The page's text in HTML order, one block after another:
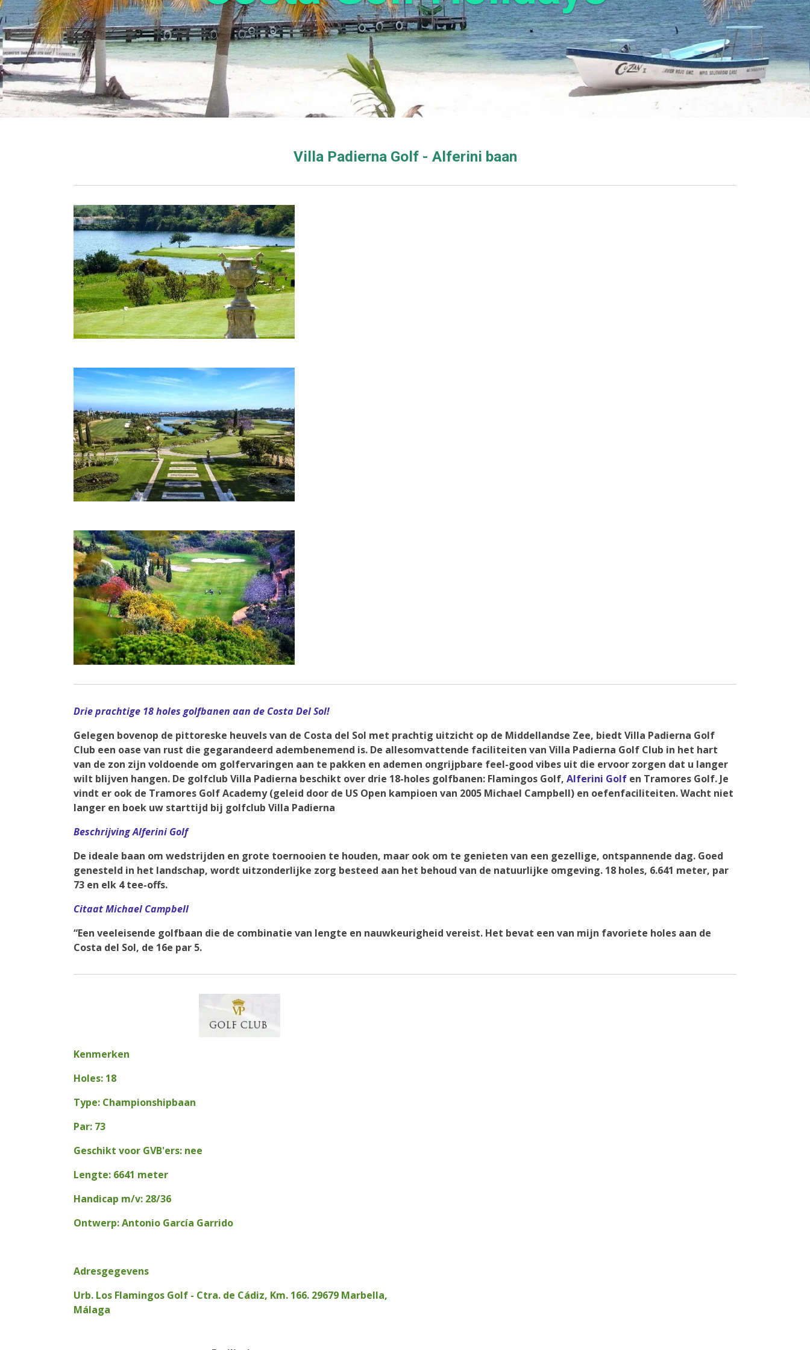
Villa Padierna Golf - Alferini baan
Drie prachtige 18 holes golfbanen aan de Costa Del Sol!
Gelegen bovenop de pittoreske heuvels van de Costa del Sol met prachtig uitzicht op de Middellandse Zee, biedt Villa Padierna Golf
Club een oase van rust die gegarandeerd adembenemend is. De allesomvattende faciliteiten van Villa Padierna Golf Club in het hart
van de zon zijn voldoende om golfervaringen aan te pakken en ademen ongrijpbare feel-good vibes uit die ervoor zorgen dat u langer
wilt blijven hangen. De golfclub Villa Padierna beschikt over drie 18-holes golfbanen: Flamingos Golf, Alferini Golf en Tramores Golf. Je
vindt er ook de Tramores Golf Academy (geleid door de US Open kampioen van 2005 Michael Campbell) en oefenfaciliteiten. Wacht niet
langer en boek uw starttijd bij golfclub Villa Padierna
Beschrijving Alferini Golf
De ideale baan om wedstrijden en grote toernooien te houden, maar ook om te genieten van een gezellige, ontspannende dag. Goed
genesteld in het landschap, wordt uitzonderlijke zorg besteed aan het behoud van de natuurlijke omgeving. 18 holes, 6.641 meter, par
73 en elk 4 tee-offs.
Citaat Michael Campbell
“Een veeleisende golfbaan die de combinatie van lengte en nauwkeurigheid vereist. Het bevat een van mijn favoriete holes aan de
Costa del Sol, de 16e par 5.
Kenmerken
Holes: 18
Type: Championshipbaan
Par: 73
Geschikt voor GVB'ers: nee
Lengte: 6641 meter
Handicap m/v: 28/36
Ontwerp: Antonio García Garrido
Adresgegevens
Urb. Los Flamingos Golf - Ctra. de Cádiz, Km. 166. 29679 Marbella,
Málaga